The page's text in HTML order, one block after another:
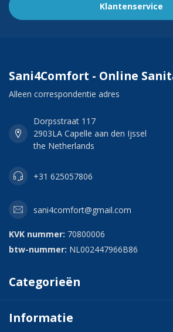
Klantenservice
Sani4Comfort - Online
Alleen correspondentie adres
Dorpsstraat 117
2903LA Capelle aan den Ijssel
the Netherlands
+31 625057806
sani4comfort@gmail.com
KVK nummer: 70800006
btw-nummer: NL002447966B86
Categorieën
Informatie